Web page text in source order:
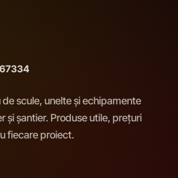
scule, unelte și echipamente
și șantier. Produse utile, prețuri
fiecare proiect.